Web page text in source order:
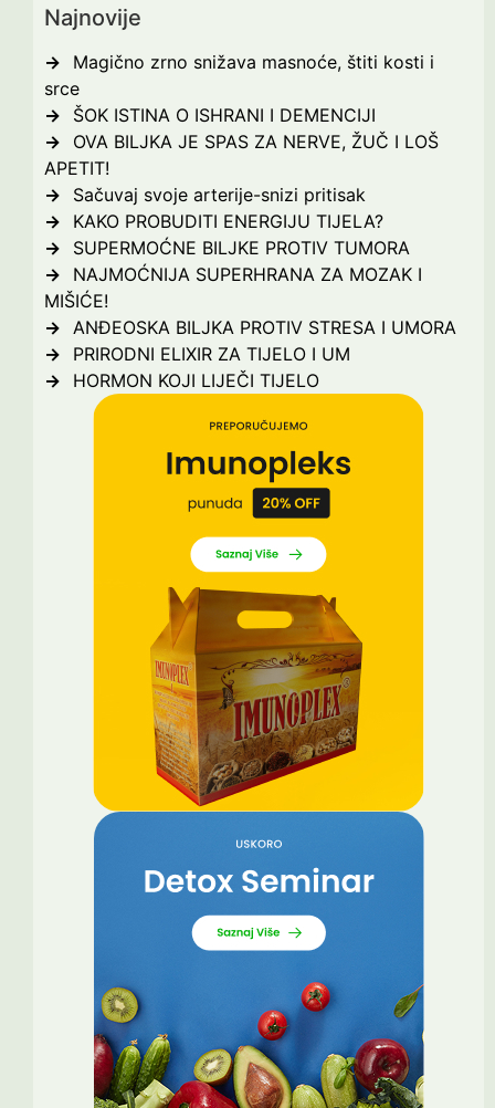
Najnovije
Magično zrno snižava masnoće, štiti kosti i
srce
ŠOK ISTINA O ISHRANI I DEMENCIJI
OVA BILJKA JE SPAS ZA NERVE, ŽUČ I LOŠ
APETIT!
Sačuvaj svoje arterije-snizi pritisak
KAKO PROBUDITI ENERGIJU TIJELA?
SUPERMOĆNE BILJKE PROTIV TUMORA
NAJMOĆNIJA SUPERHRANA ZA MOZAK I
MIŠIĆE!
ANĐEOSKA BILJKA PROTIV STRESA I UMORA
PRIRODNI ELIXIR ZA TIJELO I UM
HORMON KOJI LIJEČI TIJELO